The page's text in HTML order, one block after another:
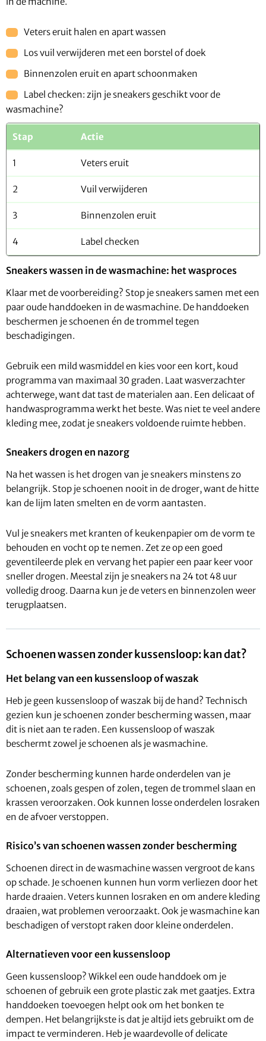
Veters eruit halen en apart wassen
Los vuil verwijderen met een borstel of doek
Binnenzolen eruit en apart schoonmaken
Label checken: zijn je sneakers geschikt voor de
wasmachine?
Stap Actie
1 Veters eruit
2 Vuil verwijderen
3 Binnenzolen eruit
4 Label checken
Sneakers wassen in de wasmachine: het wasproces
Klaar met de voorbereiding? Stop je sneakers samen met een
paar oude handdoeken in de wasmachine. De handdoeken
beschermen je schoenen én de trommel tegen
beschadigingen.
Gebruik een mild wasmiddel en kies voor een kort, koud
programma van maximaal 30 graden. Laat wasverzachter
achterwege, want dat tast de materialen aan. Een delicaat of
handwasprogramma werkt het beste. Was niet te veel andere
kleding mee, zodat je sneakers voldoende ruimte hebben.
Sneakers drogen en nazorg
Na het wassen is het drogen van je sneakers minstens zo
belangrijk. Stop je schoenen nooit in de droger, want de hitte
kan de lijm laten smelten en de vorm aantasten.
Vul je sneakers met kranten of keukenpapier om de vorm te
behouden en vocht op te nemen. Zet ze op een goed
geventileerde plek en vervang het papier een paar keer voor
sneller drogen. Meestal zijn je sneakers na 24 tot 48 uur
volledig droog. Daarna kun je de veters en binnenzolen weer
terugplaatsen.
Schoenen wassen zonder kussensloop: kan dat?
Het belang van een kussensloop of waszak
Heb je geen kussensloop of waszak bij de hand? Technisch
gezien kun je schoenen zonder bescherming wassen, maar
dit is niet aan te raden. Een kussensloop of waszak
beschermt zowel je schoenen als je wasmachine.
Zonder bescherming kunnen harde onderdelen van je
schoenen, zoals gespen of zolen, tegen de trommel slaan en
krassen veroorzaken. Ook kunnen losse onderdelen losraken
en de afvoer verstoppen.
Risico’s van schoenen wassen zonder bescherming
Schoenen direct in de wasmachine wassen vergroot de kans
op schade. Je schoenen kunnen hun vorm verliezen door het
harde draaien. Veters kunnen losraken en om andere kleding
draaien, wat problemen veroorzaakt. Ook je wasmachine kan
beschadigen of verstopt raken door kleine onderdelen.
Alternatieven voor een kussensloop
Geen kussensloop? Wikkel een oude handdoek om je
schoenen of gebruik een grote plastic zak met gaatjes. Extra
handdoeken toevoegen helpt ook om het bonken te
dempen. Het belangrijkste is dat je altijd iets gebruikt om de
impact te verminderen. Heb je waardevolle of delicate